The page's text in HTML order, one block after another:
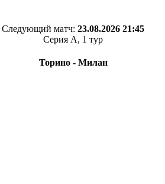
Следующий матч: 23.08.2026 21:45
Серия А, 1 тур
Торино - Милан